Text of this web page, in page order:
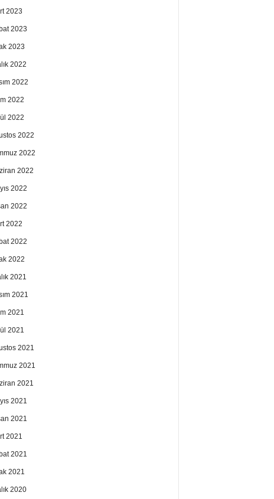
2023
2023
2023
2022
2022
2022
2022
2022
2022
2022
2022
2022
2022
2022
2022
2021
2021
2021
2021
2021
2021
2021
2021
2021
2021
2021
2021
2020